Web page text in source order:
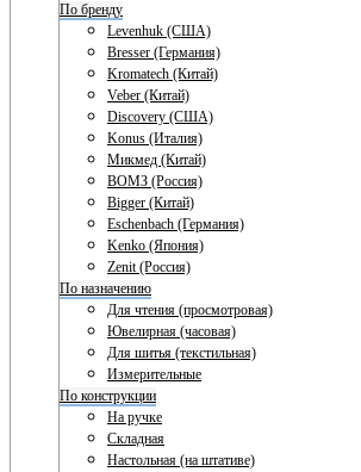
По бренду
Levenhuk (США)
Bresser (Германия)
Kromatech (Китай)
Veber (Китай)
Discovery (США)
Konus (Италия)
Микмед (Китай)
ВОМЗ (Россия)
Bigger (Китай)
Eschenbach (Германия)
Kenko (Япония)
Zenit (Россия)
По назначению
Для чтения (просмотровая)
Ювелирная (часовая)
Для шитья (текстильная)
Измерительные
По конструкции
На ручке
Складная
Настольная (на штативе)